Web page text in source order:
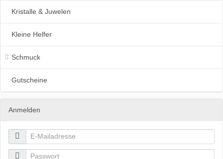
Kristalle & Juwelen
Kleine Helfer
Schmuck
Gutscheine
Anmelden
 E-Mailadresse
 Passwort